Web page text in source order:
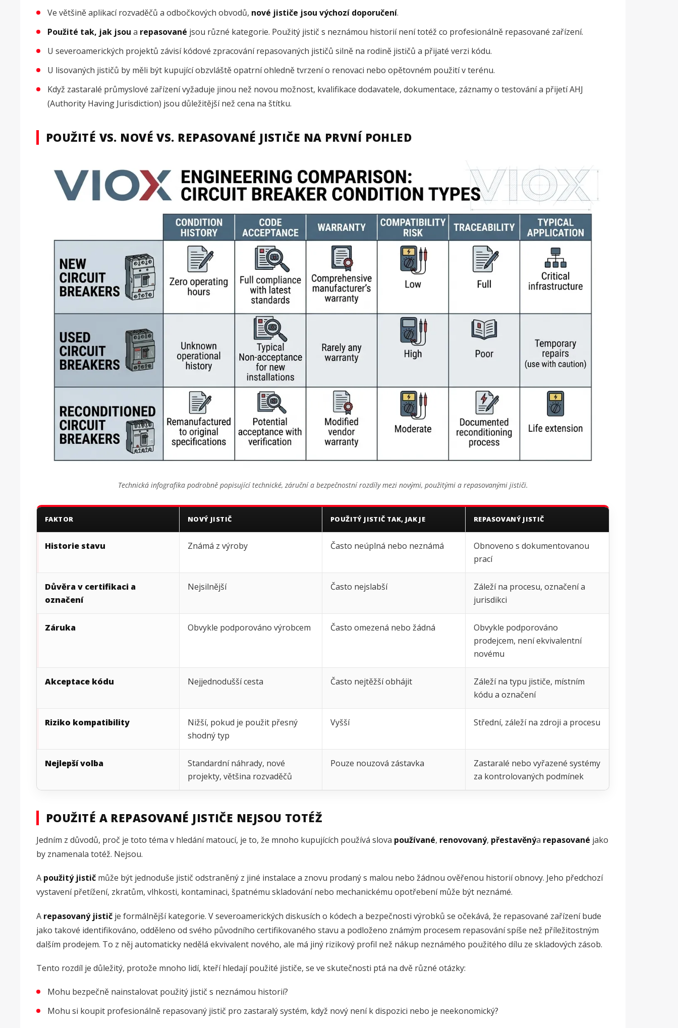
Ve většině aplikací rozvaděčů a odbočkových obvodů, nové jističe jsou výchozí doporučení.
Použité tak, jak jsou a repasované jsou různé kategorie. Použitý jistič s neznámou historií není totéž co profesionálně repasované zařízení.
U severoamerických projektů závisí kódové zpracování repasovaných jističů silně na rodině jističů a přijaté verzi kódu.
U lisovaných jističů by měli být kupující obzvláště opatrní ohledně tvrzení o renovaci nebo opětovném použití v terénu.
Když zastaralé průmyslové zařízení vyžaduje jinou než novou možnost, kvalifikace dodavatele, dokumentace, záznamy o testování a přijetí AHJ
(Authority Having Jurisdiction) jsou důležitější než cena na štítku.
POUŽITÉ VS. NOVÉ VS. REPASOVANÉ JISTIČE NA PRVNÍ POHLED
Technická infografika podrobně popisující technické, záruční a bezpečnostní rozdíly mezi novými, použitými a repasovanými jističi.
FAKTOR NOVÝ JISTIČ POUŽITÝ JISTIČ TAK, JAK JE REPASOVANÝ JISTIČ
Historie stavu Známá z výroby Často neúplná nebo neznámá
Obnoveno s dokumentovanou
prací
Důvěra v certifikaci a
označení
Nejsilnější Často nejslabší
Záleží na procesu, označení a
jurisdikci
Záruka Obvykle podporováno výrobcem Často omezená nebo žádná
Obvykle podporováno
prodejcem, není ekvivalentní
novému
Akceptace kódu Nejjednodušší cesta Často nejtěžší obhájit
Záleží na typu jističe, místním
kódu a označení
Riziko kompatibility
Nižší, pokud je použit přesný
shodný typ
Vyšší Střední, záleží na zdroji a procesu
Nejlepší volba
Standardní náhrady, nové
projekty, většina rozvaděčů
Pouze nouzová zástavka
Zastaralé nebo vyřazené systémy
za kontrolovaných podmínek
POUŽITÉ A REPASOVANÉ JISTIČE NEJSOU TOTÉŽ
Jedním z důvodů, proč je toto téma v hledání matoucí, je to, že mnoho kupujících používá slova používané, renovovaný, přestavěnýa repasované jako
by znamenala totéž. Nejsou.
A použitý jistič může být jednoduše jistič odstraněný z jiné instalace a znovu prodaný s malou nebo žádnou ověřenou historií obnovy. Jeho předchozí
vystavení přetížení, zkratům, vlhkosti, kontaminaci, špatnému skladování nebo mechanickému opotřebení může být neznámé.
A repasovaný jistič je formálnější kategorie. V severoamerických diskusích o kódech a bezpečnosti výrobků se očekává, že repasované zařízení bude
jako takové identifikováno, odděleno od svého původního certifikovaného stavu a podloženo známým procesem repasování spíše než příležitostným
dalším prodejem. To z něj automaticky nedělá ekvivalent nového, ale má jiný rizikový profil než nákup neznámého použitého dílu ze skladových zásob.
Tento rozdíl je důležitý, protože mnoho lidí, kteří hledají použité jističe, se ve skutečnosti ptá na dvě různé otázky:
Mohu bezpečně nainstalovat použitý jistič s neznámou historií?
Mohu si koupit profesionálně repasovaný jistič pro zastaralý systém, když nový není k dispozici nebo je neekonomický?